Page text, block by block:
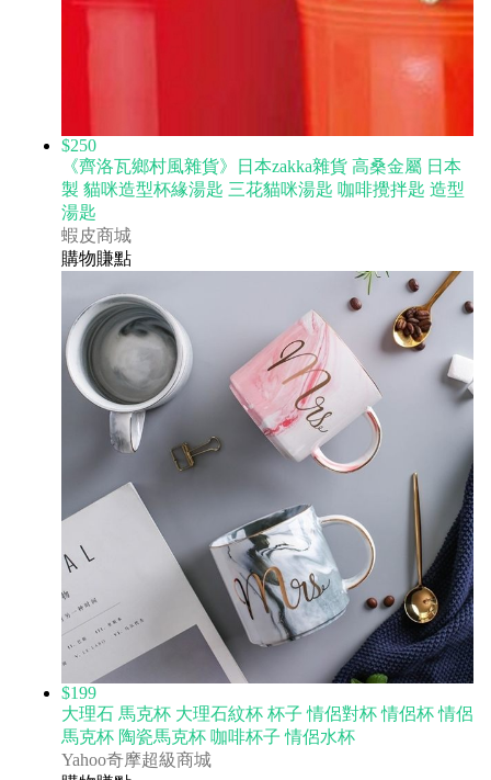
$250
《齊洛瓦鄉村風雜貨》日本zakka雜貨 高桑金屬 日本
製 貓咪造型杯緣湯匙 三花貓咪湯匙 咖啡攪拌匙 造型
湯匙
蝦皮商城
購物賺點
$199
大理石 馬克杯 大理石紋杯 杯子 情侶對杯 情侶杯 情侶
馬克杯 陶瓷馬克杯 咖啡杯子 情侶水杯
Yahoo奇摩超級商城